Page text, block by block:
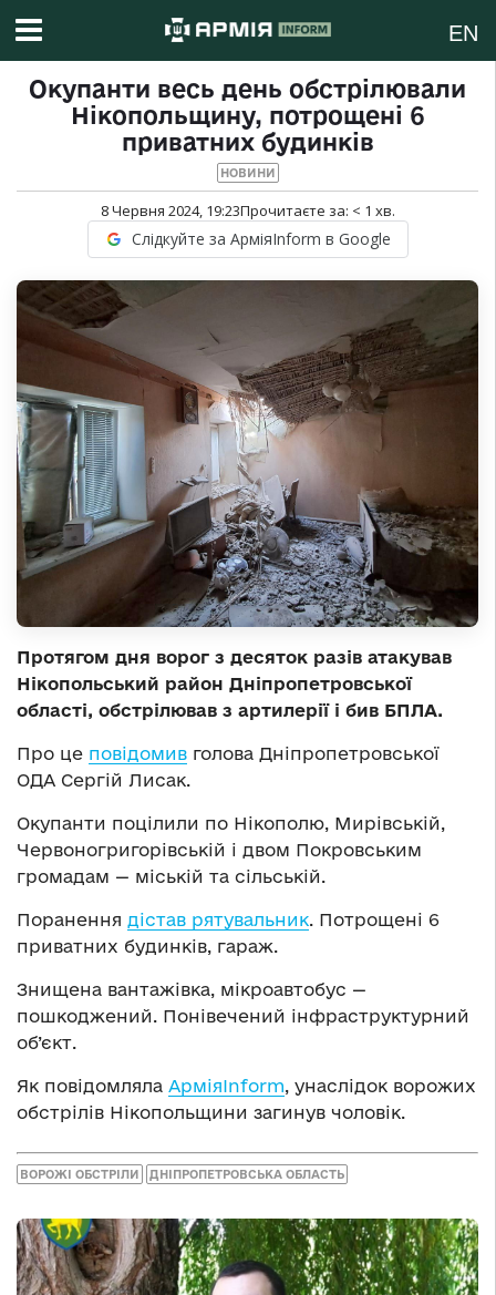
EN
Окупанти весь день обстрілювали
Нікопольщину, потрощені 6
приватних будинків
НОВИНИ
8 Червня 2024, 19:23Прочитаєте за: < 1 хв.
Слідкуйте за АрміяInform в Google
Протягом дня ворог з десяток разів атакував
Нікопольський район Дніпропетровської
області, обстрілював з артилерії і бив БПЛА.
Про це повідомив голова Дніпропетровської
ОДА Сергій Лисак.
Окупанти поцілили по Нікополю, Мирівській,
Червоногригорівській і двом Покровським
громадам — міській та сільській.
Поранення дістав рятувальник. Потрощені 6
приватних будинків, гараж.
Знищена вантажівка, мікроавтобус —
пошкоджений. Понівечений інфраструктурний
об’єкт.
Як повідомляла АрміяInform, унаслідок ворожих
обстрілів Нікопольщини загинув чоловік.
ВОРОЖІ ОБСТРІЛИ ДНІПРОПЕТРОВСЬКА ОБЛАСТЬ